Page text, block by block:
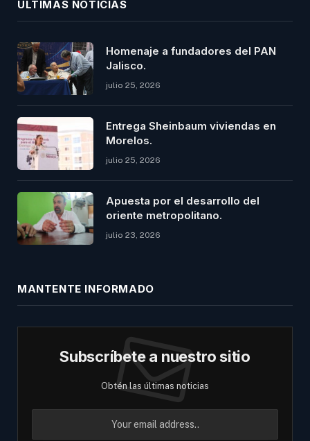
ÚLTIMAS NOTICIAS
Homenaje a fundadores del PAN
Jalisco.
julio 25, 2026
Entrega Sheinbaum viviendas en
Morelos.
julio 25, 2026
Apuesta por el desarrollo del
oriente metropolitano.
julio 23, 2026
MANTENTE INFORMADO
Subscríbete a nuestro sitio
Obtén las últimas noticias